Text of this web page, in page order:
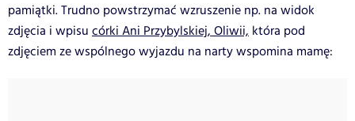
pamiątki. Trudno powstrzymać wzruszenie np. na widok
zdjęcia i wpisu córki Ani Przybylskiej, Oliwii, która pod
zdjęciem ze wspólnego wyjazdu na narty wspomina mamę: